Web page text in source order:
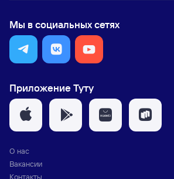
Мы в социальных сетях
Приложение Туту
О нас
Вакансии
Контакты